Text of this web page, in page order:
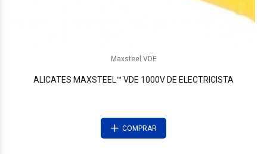
Maxsteel VDE
ALICATES MAXSTEEL™ VDE 1000V DE ELECTRICISTA
COMPRAR